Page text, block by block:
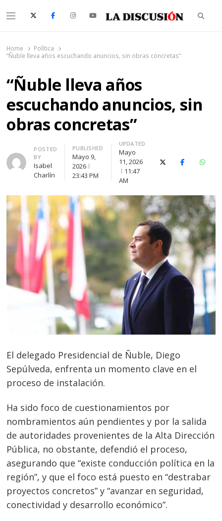
Menu
Home
Política
“Ñuble lleva años escuchando anuncios, sin obras concretas”
“Ñuble lleva años
escuchando anuncios, sin
obras concretas”
Author
POSTED
BY
Isabel
Charlín
PUBLISHED
Mayo 9,
2026
23:43 PM
UPDATED
Mayo
11, 2026
11:47
AM
X (Twitter)Facebook
El delegado Presidencial de Ñuble, Diego
Sepúlveda, enfrenta un momento clave en el
proceso de instalación.
Ha sido foco de cuestionamientos por
nombramientos aún pendientes y por la salida
de autoridades provenientes de la Alta Dirección
Pública, no obstante, defendió el proceso,
asegurando que “existe conducción política en la
región”, y que el foco está puesto en “destrabar
proyectos concretos” y “avanzar en seguridad,
conectividad y desarrollo económico”.